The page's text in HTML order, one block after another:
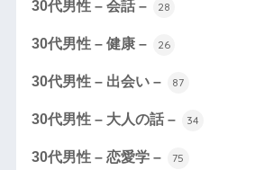
30代男性 – 会話 – 28
30代男性 – 健康 – 26
30代男性 – 出会い – 87
30代男性 – 大人の話 – 34
30代男性 – 恋愛学 – 75